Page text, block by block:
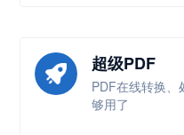
超级PDF
PDF在线转换、
够用了